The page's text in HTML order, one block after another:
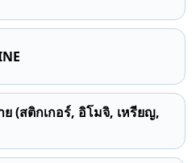
(สติกเกอร์, อิโมจิ, เหรียญ,